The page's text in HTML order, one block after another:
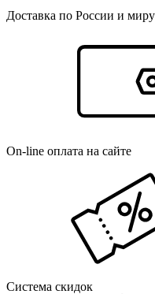
Доставка по России и миру
On-line оплата на сайте
Система скидок